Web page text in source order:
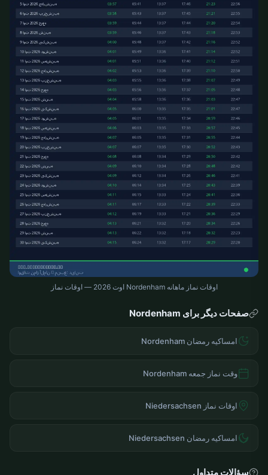
اوقات نماز ماهانه Nordenham اوت 2026 — اوقات نماز
صفحات دیگر برای Nordenham
امساکیه رمضان Nordenham
وقت نماز جمعه Nordenham
اوقات نماز Niedersachsen
امساکیه رمضان Niedersachsen
سؤالات متداول